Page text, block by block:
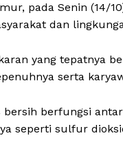
pada Senin (14/
dan
yang tepatnya
serta
bersih berfungsi
seperti sulfur